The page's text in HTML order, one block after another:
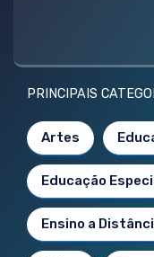
PRINCIPAIS
Artes
Educação
Ensino a